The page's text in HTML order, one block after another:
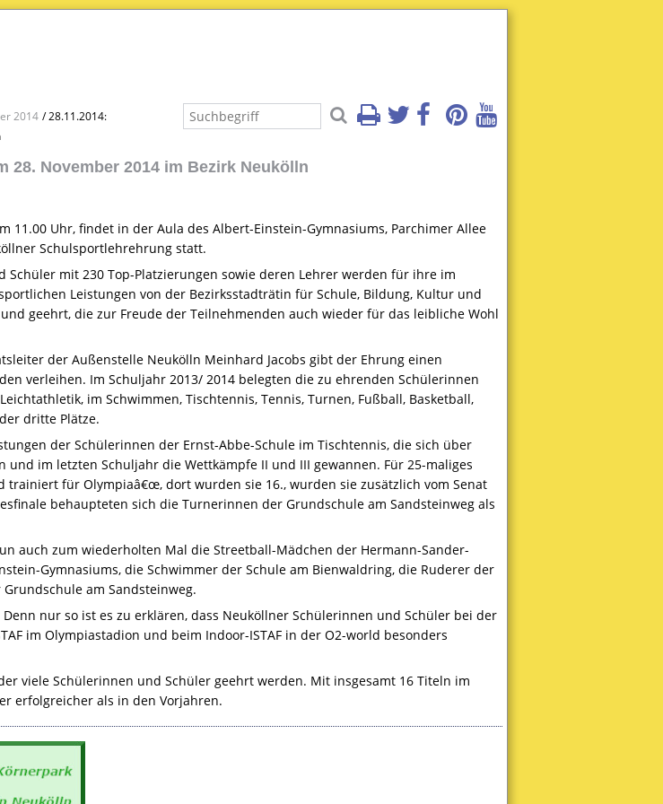
2014
28.11.2014:
28. November 2014 im Bezirk Neukölln
11.00 Uhr, findet in der Aula des Albert-Einstein-Gymnasiums, Parchimer Allee
Schulsportlehrehrung statt.
Schüler mit 230 Top-Platzierungen sowie deren Lehrer werden für ihre im
Leistungen von der Bezirksstadträtin für Schule, Bildung, Kultur und
geehrt, die zur Freude der Teilnehmenden auch wieder für das leibliche Wohl
der Außenstelle Neukölln Meinhard Jacobs gibt der Ehrung einen
verleihen. Im Schuljahr 2013/ 2014 belegten die zu ehrenden Schülerinnen
im Schwimmen, Tischtennis, Tennis, Turnen, Fußball, Basketball,
dritte Plätze.
der Schülerinnen der Ernst-Abbe-Schule im Tischtennis, die sich über
und im letzten Schuljahr die Wettkämpfe II und III gewannen. Für 25-maliges
trainiert für Olympiaâ€œ, dort wurden sie 16., wurden sie zusätzlich vom Senat
behaupteten sich die Turnerinnen der Grundschule am Sandsteinweg als
auch zum wiederholten Mal die Streetball-Mädchen der Hermann-Sander-
Gymnasiums, die Schwimmer der Schule am Bienwaldring, die Ruderer der
am Sandsteinweg.
nur so ist es zu erklären, dass Neuköllner Schülerinnen und Schüler bei der
im Olympiastadion und beim Indoor-ISTAFin der O2-world besonders
viele Schülerinnen und Schüler geehrt werden. Mit insgesamt 16 Titeln im
erfolgreicher als in den Vorjahren.